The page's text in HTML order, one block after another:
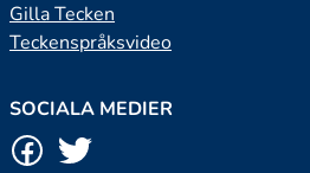
Gilla Tecken
Teckenspråksvideo
SOCIALA MEDIER